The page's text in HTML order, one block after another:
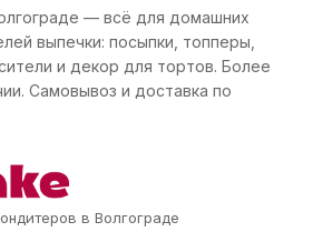
— всё для домашних
выпечки: посыпки, топперы,
и декор для тортов. Более
Самовывоз и доставка по
в Волгограде